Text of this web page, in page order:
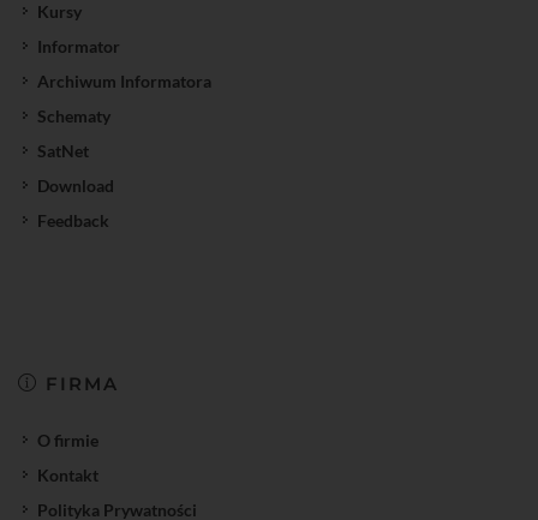
Kursy
Informator
Archiwum Informatora
Schematy
SatNet
Download
Feedback
FIRMA
O firmie
Kontakt
Polityka Prywatności